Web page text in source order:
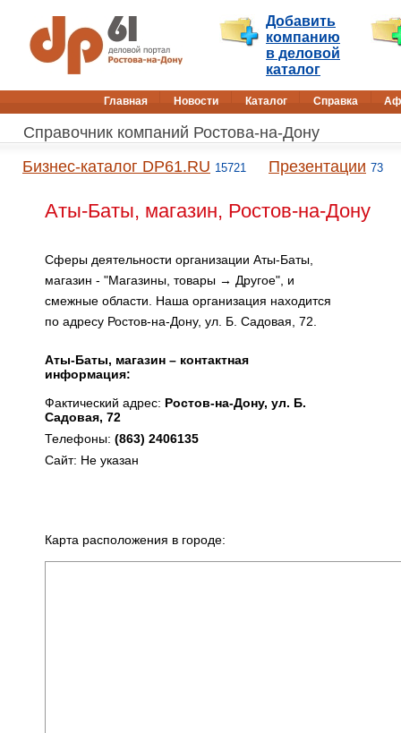
Добавить
компанию
в деловой
каталог
Главная Новости Каталог Справка
Справочник компаний Ростова-на-Дону
Бизнес-каталог DP61.RU 15721 Презентации 73
Аты-Баты, магазин, Ростов-на-Дону
Сферы деятельности организации Аты-Баты,
магазин - "Магазины, товары → Другое", и
смежные области. Наша организация находится
по адресу Ростов-на-Дону, ул. Б. Садовая, 72.
Аты-Баты, магазин – контактная
информация:
Фактический адрес: Ростов-на-Дону, ул. Б.
Садовая, 72
Телефоны: (863) 2406135
Сайт: Не указан
Карта расположения в городе: